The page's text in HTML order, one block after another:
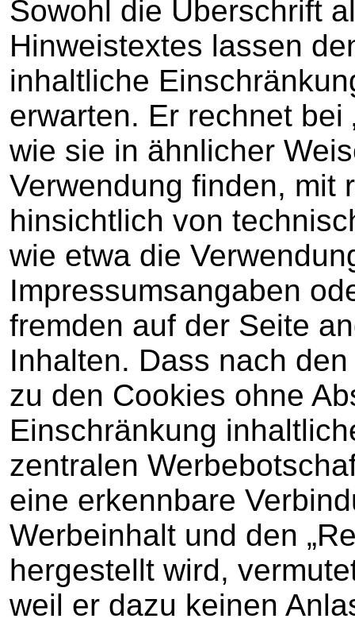
Sowohl die Überschrift
Hinweistextes lassen
inhaltliche
erwarten. Er rechnet bei
wie sie in ähnlicher
Verwendung finden, mit
hinsichtlich von
wie etwa die
Impressumsangaben
fremden auf der Seite
Inhalten. Dass nach
zu den Cookies ohne
Einschränkung
zentralen
eine erkennbare
Werbeinhalt und den
hergestellt wird,
weil er dazu keinen